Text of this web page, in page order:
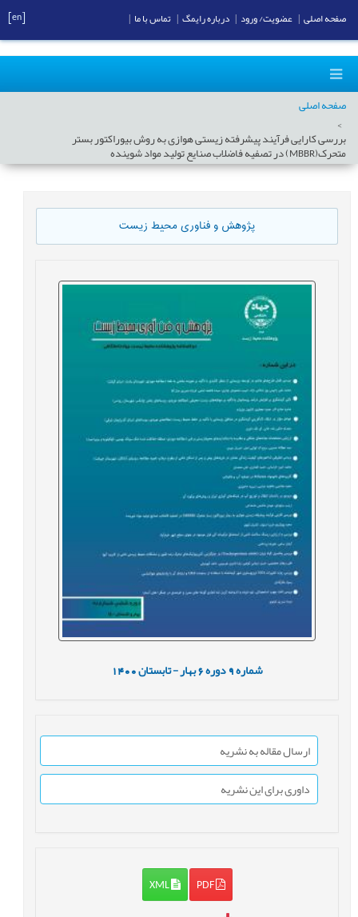
صفحه اصلی
بررسی کارایی فرآیند پیشرفته زیستی هوازی به روش بیوراکتور بستر
متحرک(MBBR) در تصفیه فاضلاب صنایع توليد مواد شوینده
پژوهش و فناوری محیط زیست
شماره9 دوره6 بهار - تابستان1400
ارسال مقاله به نشریه
داوری برای این نشریه
PDF
XML
صفحه اصلی عضویت/ ورود درباره رایمگ تماس با ما